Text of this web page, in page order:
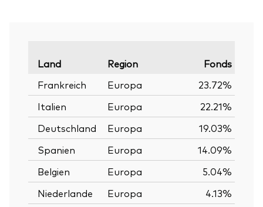
Land Region Fonds
Frankreich
Europa
23.72%
Italien
Europa
22.21%
Deutschland
Europa
19.03%
Spanien
Europa
14.09%
Belgien
Europa
5.04%
Niederlande
Europa
4.13%